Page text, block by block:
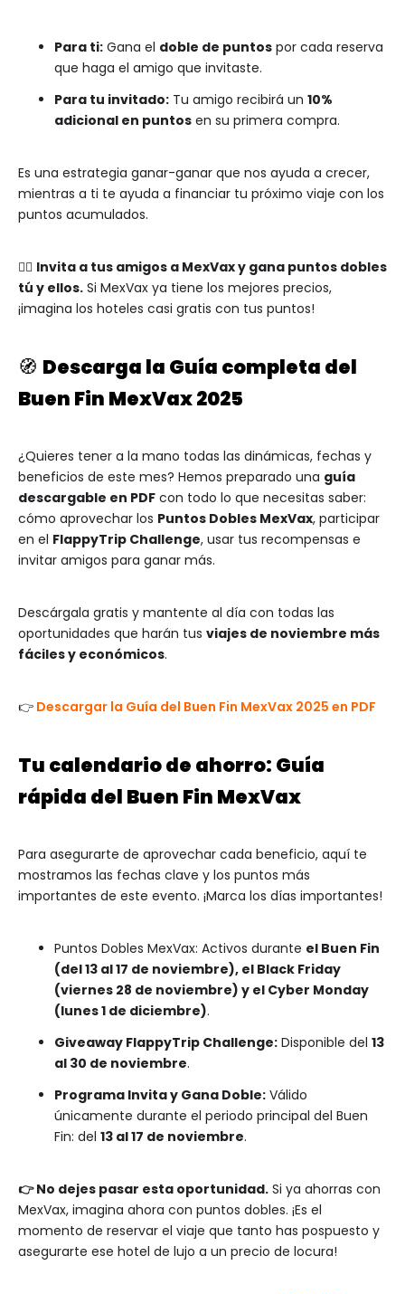
Para ti: Gana el doble de puntos por cada reserva
que haga el amigo que invitaste.
Para tu invitado: Tu amigo recibirá un 10%
adicional en puntos en su primera compra.
Es una estrategia ganar-ganar que nos ayuda a crecer,
mientras a ti te ayuda a financiar tu próximo viaje con los
puntos acumulados.
👯‍♀️ Invita a tus amigos a MexVax y gana puntos dobles
tú y ellos. Si MexVax ya tiene los mejores precios,
¡imagina los hoteles casi gratis con tus puntos!
🧭 Descarga la Guía completa del
Buen Fin MexVax 2025
¿Quieres tener a la mano todas las dinámicas, fechas y
beneficios de este mes? Hemos preparado una guía
descargable en PDF con todo lo que necesitas saber:
cómo aprovechar los Puntos Dobles MexVax, participar
en el FlappyTrip Challenge, usar tus recompensas e
invitar amigos para ganar más.
Descárgala gratis y mantente al día con todas las
oportunidades que harán tus viajes de noviembre más
fáciles y económicos.
👉 Descargar la Guía del Buen Fin MexVax 2025 en PDF
Tu calendario de ahorro: Guía
rápida del Buen Fin MexVax
Para asegurarte de aprovechar cada beneficio, aquí te
mostramos las fechas clave y los puntos más
importantes de este evento. ¡Marca los días importantes!
Puntos Dobles MexVax: Activos durante el Buen Fin
(del 13 al 17 de noviembre), el Black Friday
(viernes 28 de noviembre) y el Cyber Monday
(lunes 1 de diciembre).
Giveaway FlappyTrip Challenge: Disponible del 13
al 30 de noviembre.
Programa Invita y Gana Doble: Válido
únicamente durante el periodo principal del Buen
Fin: del 13 al 17 de noviembre.
👉 No dejes pasar esta oportunidad. Si ya ahorras con
MexVax, imagina ahora con puntos dobles. ¡Es el
momento de reservar el viaje que tanto has pospuesto y
asegurarte ese hotel de lujo a un precio de locura!